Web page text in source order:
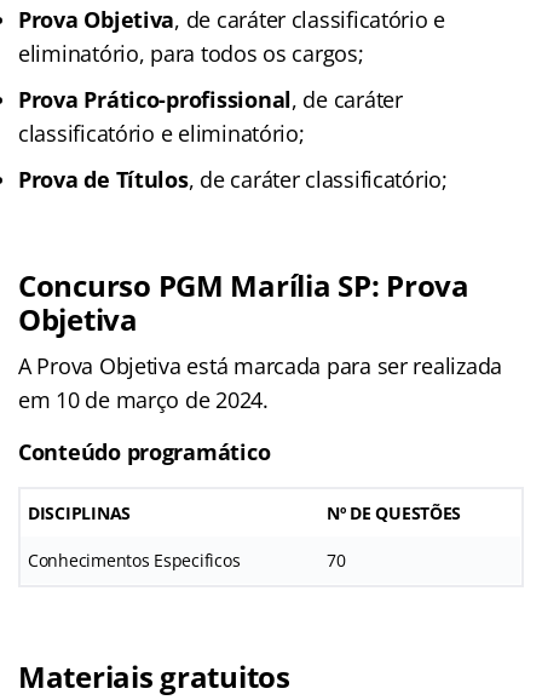
Prova Objetiva, de caráter classificatório e
eliminatório, para todos os cargos;
Prova Prático-profissional, de caráter
classificatório e eliminatório;
Prova de Títulos, de caráter classificatório;
Concurso PGM Marília SP: Prova
Objetiva
A Prova Objetiva está marcada para ser realizada
em 10 de março de 2024.
Conteúdo programático
DISCIPLINAS Nº DE QUESTÕES
Conhecimentos Especificos 70
Materiais gratuitos